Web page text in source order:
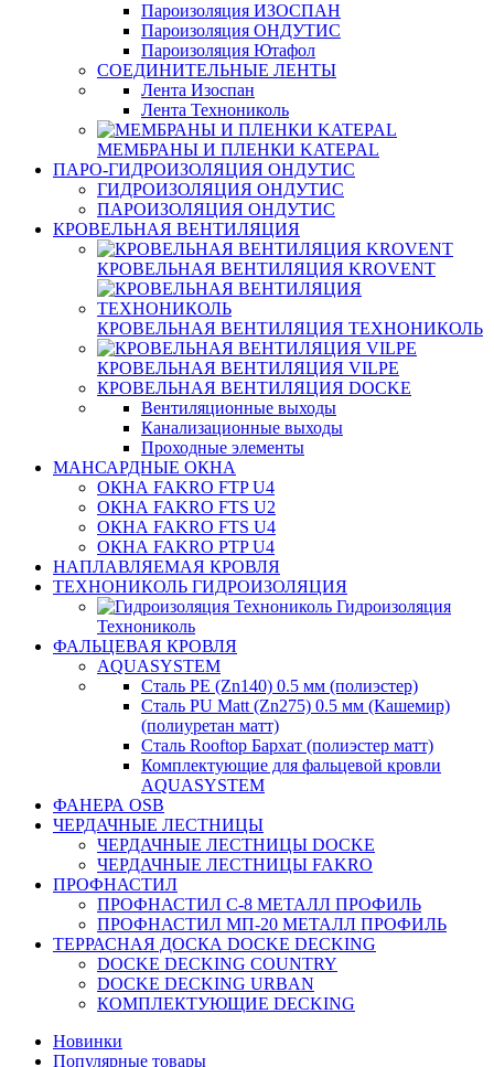
Пароизоляция ИЗОСПАН
Пароизоляция ОНДУТИС
Пароизоляция Ютафол
СОЕДИНИТЕЛЬНЫЕ ЛЕНТЫ
Лента Изоспан
Лента Технониколь
МЕМБРАНЫ И ПЛЕНКИ KATEPAL
ПАРО-ГИДРОИЗОЛЯЦИЯ ОНДУТИС
ГИДРОИЗОЛЯЦИЯ ОНДУТИС
ПАРОИЗОЛЯЦИЯ ОНДУТИС
КРОВЕЛЬНАЯ ВЕНТИЛЯЦИЯ
КРОВЕЛЬНАЯ ВЕНТИЛЯЦИЯ KROVENT
КРОВЕЛЬНАЯ ВЕНТИЛЯЦИЯ ТЕХНОНИКОЛЬ
КРОВЕЛЬНАЯ ВЕНТИЛЯЦИЯ VILPE
КРОВЕЛЬНАЯ ВЕНТИЛЯЦИЯ DOCKE
Вентиляционные выходы
Канализационные выходы
Проходные элементы
МАНСАРДНЫЕ ОКНА
ОКНА FAKRO FTP U4
ОКНА FAKRO FTS U2
ОКНА FAKRO FTS U4
ОКНА FAKRO PTP U4
НАПЛАВЛЯЕМАЯ КРОВЛЯ
ТЕХНОНИКОЛЬ ГИДРОИЗОЛЯЦИЯ
Гидроизоляция
Технониколь
ФАЛЬЦЕВАЯ КРОВЛЯ
AQUASYSTEM
Сталь PE (Zn140) 0.5 мм (полиэстер)
Сталь PU Matt (Zn275) 0.5 мм (Кашемир)
(полиуретан матт)
Сталь Rooftop Бархат (полиэстер матт)
Комплектующие для фальцевой кровли
AQUASYSTEM
ФАНЕРА OSB
ЧЕРДАЧНЫЕ ЛЕСТНИЦЫ
ЧЕРДАЧНЫЕ ЛЕСТНИЦЫ DOCKE
ЧЕРДАЧНЫЕ ЛЕСТНИЦЫ FAKRO
ПРОФНАСТИЛ
ПРОФНАСТИЛ C-8 МЕТАЛЛ ПРОФИЛЬ
ПРОФНАСТИЛ МП-20 МЕТАЛЛ ПРОФИЛЬ
ТЕРРАСНАЯ ДОСКА DOCKE DECKING
DOCKE DECKING COUNTRY
DOCKE DECKING URBAN
КОМПЛЕКТУЮЩИЕ DECKING
Новинки
Популярные товары